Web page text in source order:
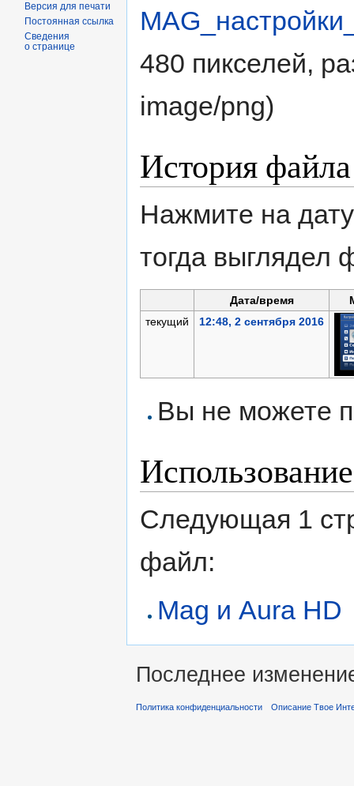
480 пикселей,
image/png)
История файла
Нажмите на
тогда выглядел
Дата/время
текущий
12:48, 2 сентября 2016
Вы не можете
Следующая 1
файл:
Mag и Aura HD
Версия для печати
Постоянная ссылка
Сведения
о странице
Последнее
Политика конфиденциальности Описание Твое